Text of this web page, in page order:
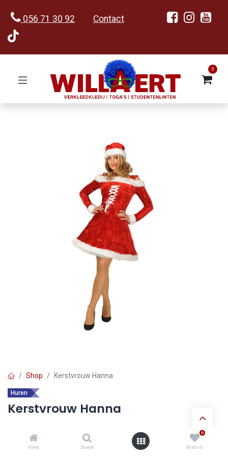
Home Search
0
Wishlist
056 71 30 92 Contact
0
Shop Kerstvrouw Hanna
Huren
Kerstvrouw Hanna
Ontdek de voordelen van huur verkleedkledij